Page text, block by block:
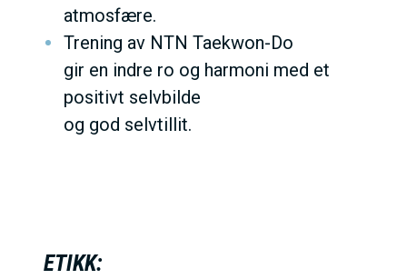
atmosfære.
Trening av NTN Taekwon-Do
gir en indre ro og harmoni med et
positivt selvbilde
og god selvtillit.
ETIKK: